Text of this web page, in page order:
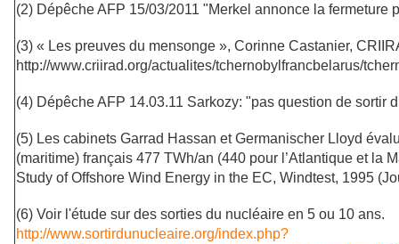
(2) Dépêche AFP 15/03/2011 "Merkel annonce la fermeture
(3) « Les preuves du mensonge », Corinne Castanier,
http://www.criirad.org/actualites/tchernobylfrancbelarus/
(4) Dépêche AFP 14.03.11 Sarkozy: "pas question de sortir
(5) Les cabinets Garrad Hassan et Germanischer Lloyd
(maritime) français 477 TWh/an (440 pour l’Atlantique et la
Study of Offshore Wind Energy in the EC, Windtest, 1995
(6) Voir l'étude sur des sorties du nucléaire en 5 ou 10 ans.
http://www.sortirdunucleaire.org/index.php?